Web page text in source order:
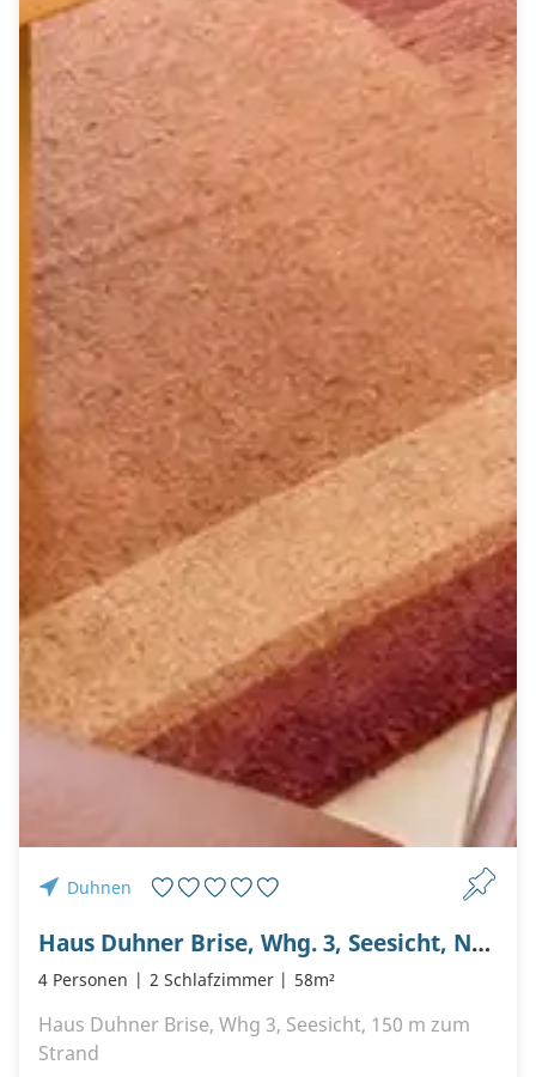
Duhnen
Haus Duhner Brise, Whg. 3, Seesicht, Nordstr. 3 - 7, 27476 Cuxhaven- Duhnen
4 Personen 2 Schlafzimmer 58m²
Haus Duhner Brise, Whg 3, Seesicht, 150 m zum
Strand